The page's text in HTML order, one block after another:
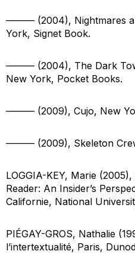
——— (2004), Nightmares
York, Signet Book.
——— (2004), The Dark
New York, Pocket Books.
——— (2009), Cujo, New
——— (2009), Skeleton
LOGGIA-KEY, Marie
Reader: An Insider’s
Californie, National
PIÉGAY-GROS, Nathalie
l’intertextualité, Paris,